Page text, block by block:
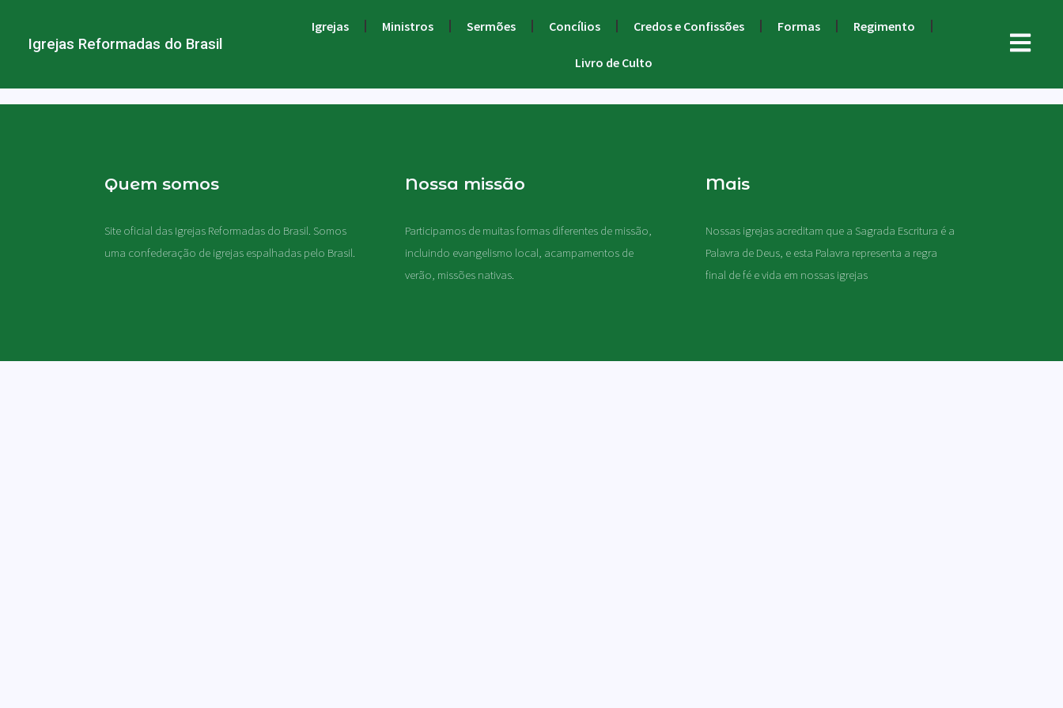
Igrejas Reformadas do Brasil
Igrejas Ministros Sermões Concílios Credos e Confissões Formas Regimento
Livro de Culto
Quem somos
Site oficial das Igrejas Reformadas do Brasil. Somos
uma confederação de igrejas espalhadas pelo Brasil.
Nossa missão
Participamos de muitas formas diferentes de missão,
incluindo evangelismo local, acampamentos de
verão, missões nativas.
Mais
Nossas igrejas acreditam que a Sagrada Escritura é a
Palavra de Deus, e esta Palavra representa a regra
final de fé e vida em nossas igrejas